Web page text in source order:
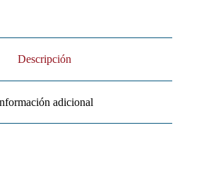
Descripción
adicional